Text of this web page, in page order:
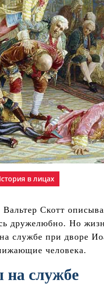
в лицах
Скотт
дружелюбно. Но
службе при дворе
человека.
службе